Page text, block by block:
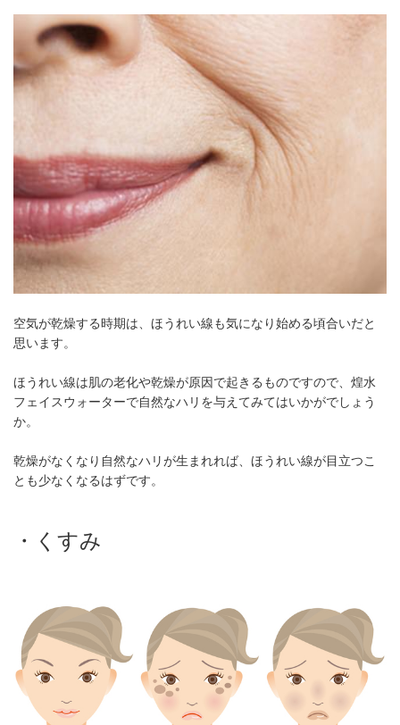
空気が乾燥する時期は、ほうれい線も気になり始める頃合いだと
思います。
ほうれい線は肌の老化や乾燥が原因で起きるものですので、煌水
フェイスウォーターで自然なハリを与えてみてはいかがでしょう
か。
乾燥がなくなり自然なハリが生まれれば、ほうれい線が目立つこ
とも少なくなるはずです。
・くすみ